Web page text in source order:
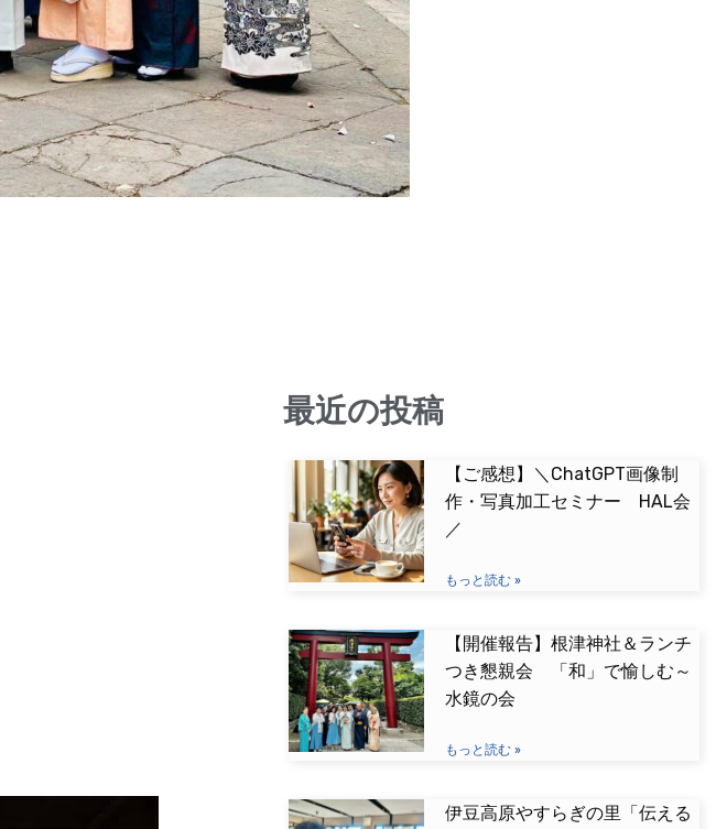
最近の投稿
【ご感想】＼ChatGPT画像制
作・写真加工セミナー HAL会
／
もっと読む »
【開催報告】根津神社＆ランチ
つき懇親会 「和」で愉しむ～
水鏡の会
もっと読む »
伊豆高原やすらぎの里「伝える